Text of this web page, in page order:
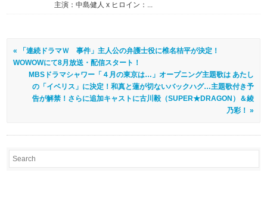
主演：中島健人 x ヒロイン：...
« 「連続ドラマＷ 事件」主人公の弁護士役に椎名桔平が決定！
WOWOWにて8月放送・配信スタート！
MBSドラマシャワー「４月の東京は…」オープニング主題歌は あたし
の「イベリス」に決定！和真と蓮が切ないバックハグ…主題歌付き予
告が解禁！さらに追加キャストに古川毅（SUPER★DRAGON）＆綾
乃彩！ »